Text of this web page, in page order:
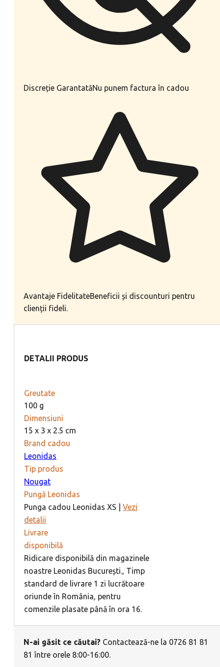
Discreție GarantatăNu punem factura în cadou
Avantaje FidelitateBeneficii și discounturi pentru
clienții fideli.
DETALII PRODUS
Greutate
100 g
Dimensiuni
15 x 3 x 2.5 cm
Brand cadou
Leonidas
Tip produs
Nougat
Pungă Leonidas
Punga cadou Leonidas XS | Vezi
detalii
Livrare
disponibilă
Ridicare disponibilă din magazinele
noastre Leonidas București., Timp
standard de livrare 1 zi lucrătoare
oriunde în România, pentru
comenzile plasate până în ora 16.
N-ai găsit ce căutai? Contactează-ne la 0726 81 81
81 între orele 8:00-16:00.